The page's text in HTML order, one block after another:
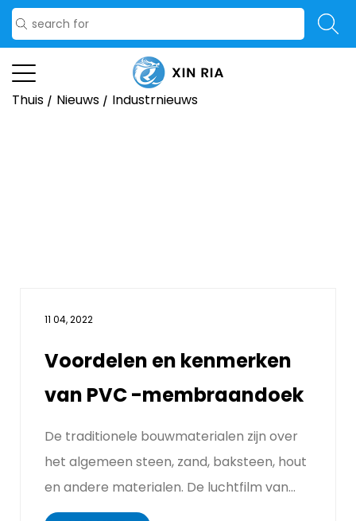
Thuis / Nieuws / Industrnieuws
11 04, 2022
Voordelen en kenmerken
van PVC -membraandoek
De traditionele bouwmaterialen zijn over
het algemeen steen, zand, baksteen, hout
en andere materialen. De luchtfilm van
nieuwe bouwmaterialen word...